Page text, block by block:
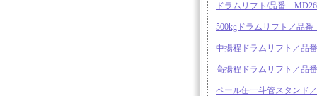
ドラムリフト/品番
500kgドラムリフト／品
中揚程ドラムリフト／品
高揚程ドラムリフト／品
ペール缶一斗管スタンド